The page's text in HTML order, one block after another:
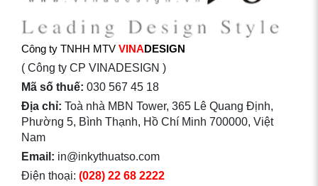
Công ty TNHH MTV VINADESIGN
( Công ty CP VINADESIGN )
Mã số thuế: 030 567 45 18
Địa chỉ: Toà nhà MBN Tower, 365 Lê Quang Định,
Phường 5, Bình Thạnh, Hồ Chí Minh 700000, Việt
Nam
Email: in@inkythuatso.com
Điện thoại: (028) 22 68 2222